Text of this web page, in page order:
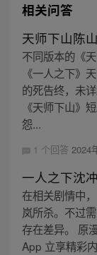
相关问答
天师下山陈
不同版本的《
《一人之下》
的死告终，未
《天师下山》
怨...
1 个回答 2024
一人之下沈
在相关剧情中
岚所杀。不过
存在差异。 原
App 立享精彩内